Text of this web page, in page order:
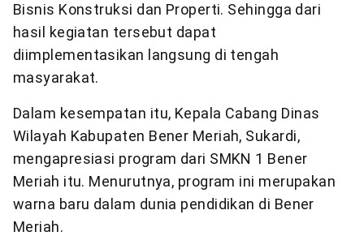
Bisnis Konstruksi dan Properti. Sehingga dari
hasil kegiatan tersebut dapat
diimplementasikan langsung di tengah
masyarakat.
Dalam kesempatan itu, Kepala Cabang Dinas
Wilayah Kabupaten Bener Meriah, Sukardi,
mengapresiasi program dari SMKN 1 Bener
Meriah itu. Menurutnya, program ini merupakan
warna baru dalam dunia pendidikan di Bener
Meriah.